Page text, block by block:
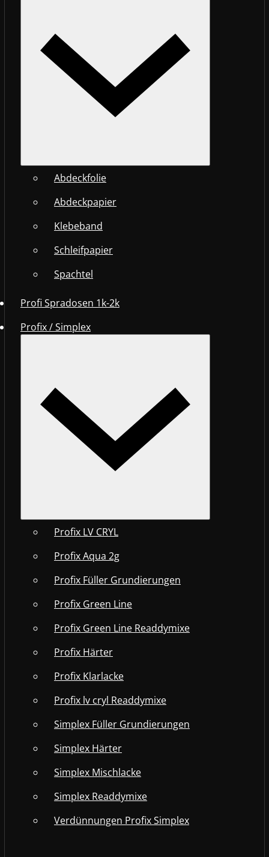
Abdeckfolie
Abdeckpapier
Klebeband
Schleifpapier
Spachtel
Profi Spradosen 1k-2k
Profix / Simplex
Profix LV CRYL
Profix Aqua 2g
Profix Füller Grundierungen
Profix Green Line
Profix Green Line Readdymixe
Profix Härter
Profix Klarlacke
Profix lv cryl Readdymixe
Simplex Füller Grundierungen
Simplex Härter
Simplex Mischlacke
Simplex Readdymixe
Verdünnungen Profix Simplex